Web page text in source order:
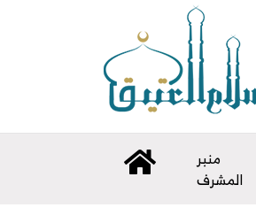
منبر
المشرف